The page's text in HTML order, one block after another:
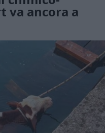
va ancora a